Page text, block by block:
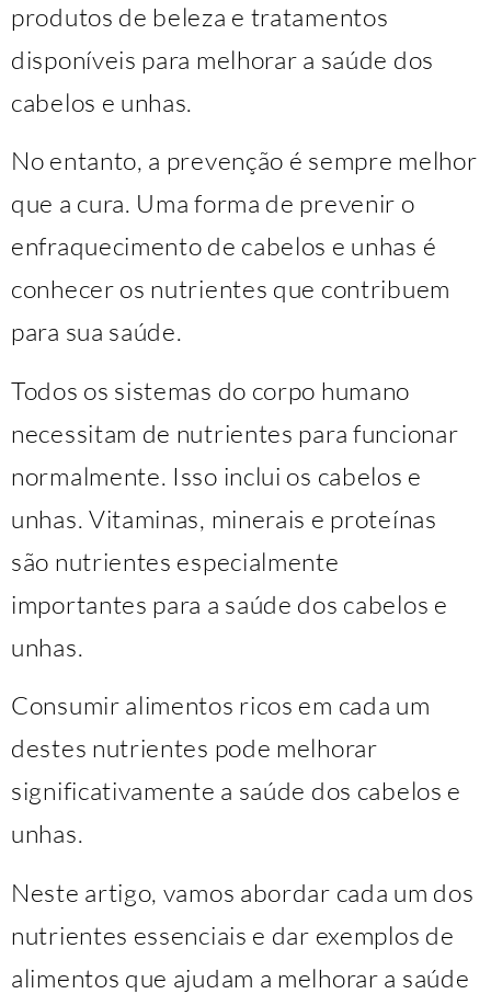
produtos de beleza e tratamentos
disponíveis para melhorar a saúde dos
cabelos e unhas.
No entanto, a prevenção é sempre melhor
que a cura. Uma forma de prevenir o
enfraquecimento de cabelos e unhas é
conhecer os nutrientes que contribuem
para sua saúde.
Todos os sistemas do corpo humano
necessitam de nutrientes para funcionar
normalmente. Isso inclui os cabelos e
unhas. Vitaminas, minerais e proteínas
são nutrientes especialmente
importantes para a saúde dos cabelos e
unhas.
Consumir alimentos ricos em cada um
destes nutrientes pode melhorar
significativamente a saúde dos cabelos e
unhas.
Neste artigo, vamos abordar cada um dos
nutrientes essenciais e dar exemplos de
alimentos que ajudam a melhorar a saúde